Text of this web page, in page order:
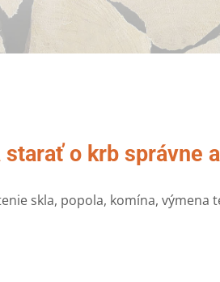
o krb správne
skla, popola, komína,